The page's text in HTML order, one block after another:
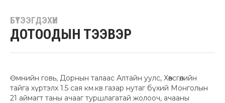
БҮТЭЭГДЭХҮҮН
ДОТООДЫН ТЭЭВЭР
Өмнийн говь, Дорнын талаас Алтайн уулс, Хөвсгөлийн
тайга хүртэлх 1.5 сая км.кв газар нутаг бүхий Монголын
21 аймагт таны ачааг туршлагатай жолооч, ачааны